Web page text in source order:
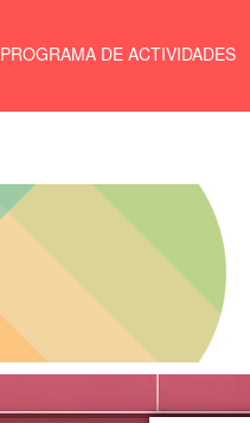
PROGRAMA DE ACTIVIDADES